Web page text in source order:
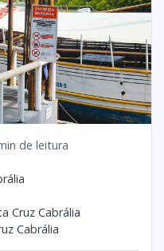
de leitura
Cruz Cabrália
Cabrália